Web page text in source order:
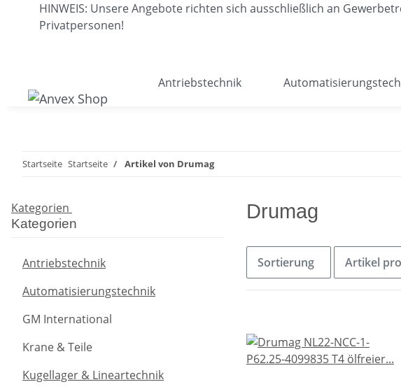
HINWEIS: Unsere Angebote richten sich ausschließlich an
Privatpersonen!
Antriebstechnik
Startseite Startseite Artikel von Drumag
Drumag
Sortierung Artikel
Kategorien
Kategorien
Antriebstechnik
Automatisierungstechnik
GM International
Krane & Teile
Kugellager & Lineartechnik